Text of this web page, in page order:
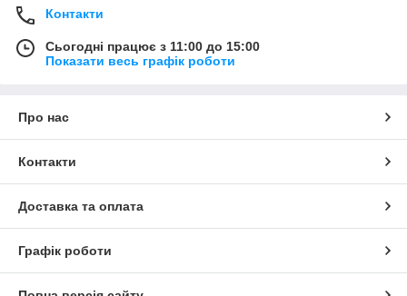
Контакти
Сьогодні працює з 11:00 до 15:00
Показати весь графік роботи
Про нас
Контакти
Доставка та оплата
Графік роботи